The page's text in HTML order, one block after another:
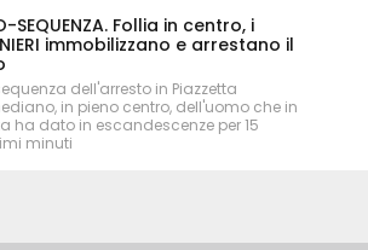
SEQUENZA. Follia in centro, i
immobilizzano e arrestano il
dell'arresto in Piazzetta
in pieno centro, dell'uomo che in
ha dato in escandescenze per 15
minuti